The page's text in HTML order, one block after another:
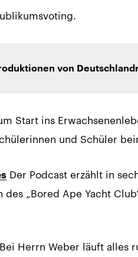
von
Start ins
und Schüler
Der Podcast erzählt in
des „Bored Ape Yacht
Bei Herrn Weber läuft alles